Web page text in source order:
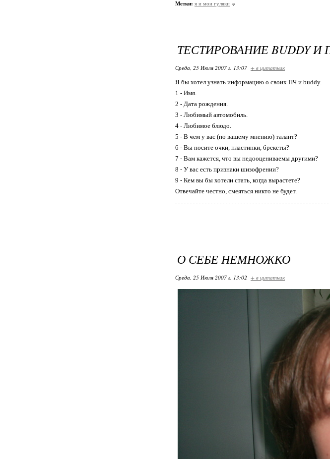
Метки: я и мои гуляки
ТЕСТИРОВАНИЕ BUDDY И
Среда, 25 Июля 2007 г. 13:07 + в цитатник
Я бы хотел узнать информацию о своих ПЧ и buddy.
1 - Имя.
2 - Дата рождения.
3 - Любимый автомобиль.
4 - Любимое блюдо.
5 - В чем у вас (по вашему мнению) талант?
6 - Вы носите очки, пластинки, брекеты?
7 - Вам кажется, что вы недооцениваемы другими?
8 - У вас есть признаки шизофрении?
9 - Кем вы бы хотели стать, когда вырастете?
Отвечайте честно, смеяться никто не будет.
О СЕБЕ НЕМНОЖКО
Среда, 25 Июля 2007 г. 13:02 + в цитатник